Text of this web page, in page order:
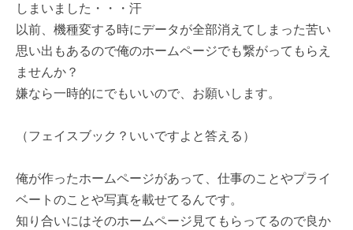
しまいました・・・汗
以前、機種変する時にデータが全部消えてしまった苦い
思い出もあるので俺のホームページでも繋がってもらえ
ませんか？
嫌なら一時的にでもいいので、お願いします。
（フェイスブック？いいですよと答える）
俺が作ったホームページがあって、仕事のことやプライ
ベートのことや写真を載せてるんです。
知り合いにはそのホームページ見てもらってるので良か